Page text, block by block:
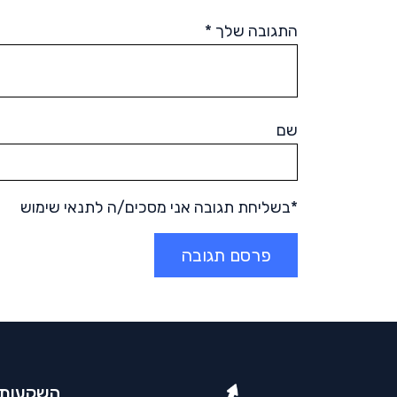
התגובה שלך *
שם
*בשליחת תגובה אני מסכים/ה לתנאי שימוש
השקעות